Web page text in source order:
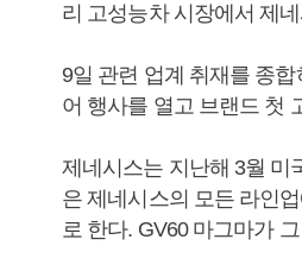
리 고성능차 시장에서 제
9일 관련 업계 취재를 종
어 행사를 열고 브랜드 첫
제네시스는 지난해 3월 미
은 제네시스의 모든 라인
로 한다. GV60 마그마가